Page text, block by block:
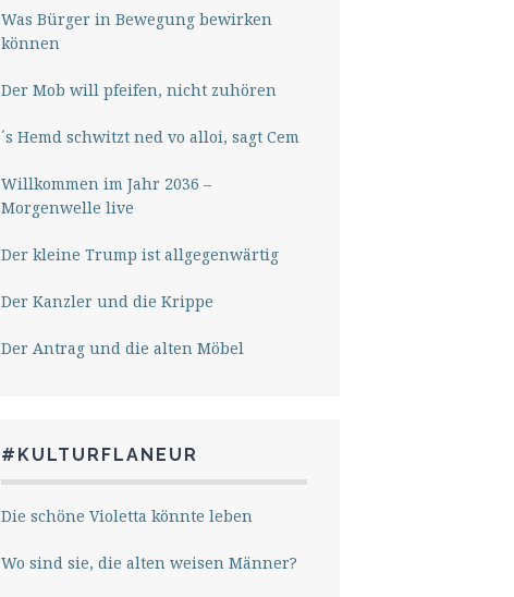
Was Bürger in Bewegung bewirken
können
Der Mob will pfeifen, nicht zuhören
´s Hemd schwitzt ned vo alloi, sagt Cem
Willkommen im Jahr 2036 –
Morgenwelle live
Der kleine Trump ist allgegenwärtig
Der Kanzler und die Krippe
Der Antrag und die alten Möbel
#KULTURFLANEUR
Die schöne Violetta könnte leben
Wo sind sie, die alten weisen Männer?